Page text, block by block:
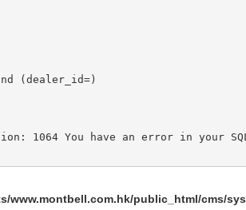
(dealer_id=)
1064 You have an error in
www.montbell.com.hk/public_html/cms/